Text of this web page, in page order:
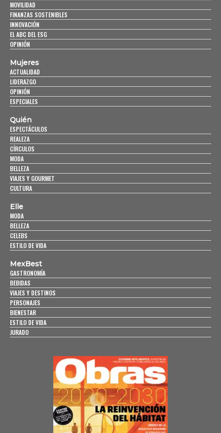
MOVILIDAD
FINANZAS SOSTENIBLES
INNOVACIÓN
EL ABC DEL ESG
OPINIÓN
Mujeres
ACTUALIDAD
LIDERAZGO
OPINIÓN
ESPECIALES
Quién
ESPECTÁCULOS
REALEZA
CÍRCULOS
MODA
BELLEZA
VIAJES Y GOURMET
CULTURA
Elle
MODA
BELLEZA
CELEBS
ESTILO DE VIDA
MexBest
GASTRONOMÍA
BEBIDAS
VIAJES Y DESTINOS
PERSONAJES
BIENESTAR
ESTILO DE VIDA
JURADO